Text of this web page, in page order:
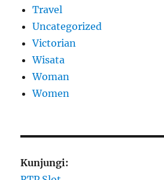
Travel
Uncategorized
Victorian
Wisata
Woman
Women
Kunjungi: